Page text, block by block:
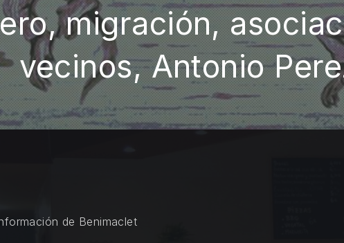
migración,
vecinos, Antonio
de Benimaclet